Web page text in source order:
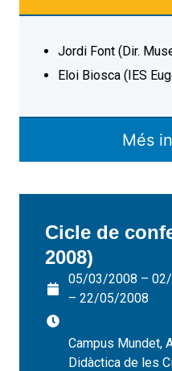
Més
Jordi Font (Dir.
Eloi Biosca (IES
Cicle de
2008)
05/03/2008 –
– 22/05/2008
Campus Mundet,
Didàctica de les